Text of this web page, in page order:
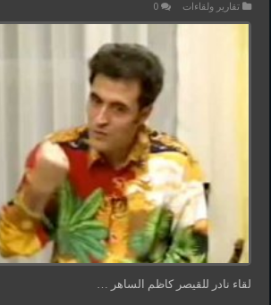
تقارير ولقاءات 0
لقاء نادر للقيصر كاظم الساهر …